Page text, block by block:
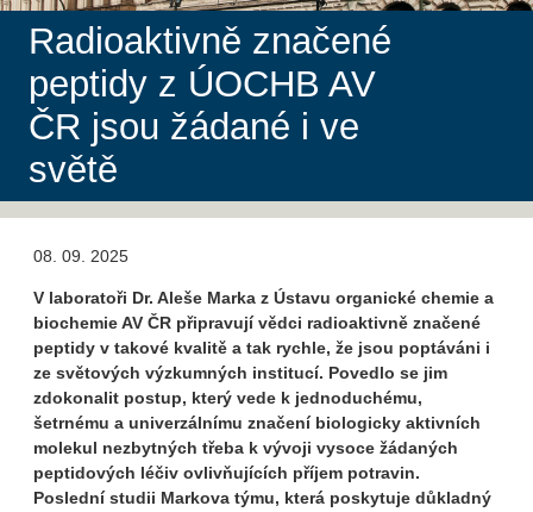
Radioaktivně značené
peptidy z ÚOCHB AV
ČR jsou žádané i ve
světě
08. 09. 2025
V laboratoři Dr. Aleše Marka z Ústavu organické chemie a
biochemie AV ČR připravují vědci radioaktivně značené
peptidy v takové kvalitě a tak rychle, že jsou poptáváni i
ze světových výzkumných institucí. Povedlo se jim
zdokonalit postup, který vede k jednoduchému,
šetrnému a univerzálnímu značení biologicky aktivních
molekul nezbytných třeba k vývoji vysoce žádaných
peptidových léčiv ovlivňujících příjem potravin.
Poslední studii Markova týmu, která poskytuje důkladný